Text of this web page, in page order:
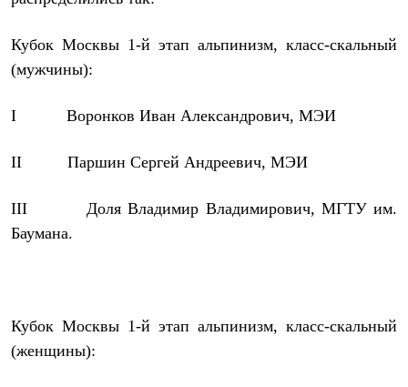
Толстовки
Брюки
Среднее термобелье
Флисовая одежда
Куртки
Детская одежда
Утепленная пухом
Комбинезоны
Куртки
Брюки
Лёгкая одежда
Кубок Москвы 1-й этап альпинизм, класс-скальный
(мужчины):
I Воронков Иван Александрович, МЭИ
II Паршин Сергей Андреевич, МЭИ
III Доля Владимир Владимирович, МГТУ им.
Баумана.
Кубок Москвы 1-й этап альпинизм, класс-скальный
(женщины):